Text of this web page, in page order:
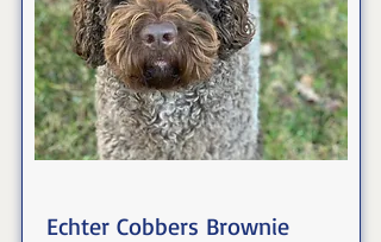
Echter Cobbers Brownie